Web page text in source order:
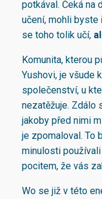
potkával. Čeká na
učení, mohli byste
se toho tolik učí,
Komunita, kterou
Yushovi, je všude
společenství, u
nezatěžuje. Zdálo
jakoby před nimi
je zpomaloval. To
minulosti
pocitem, že vás
Wo se již v této